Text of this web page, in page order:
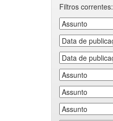
Filtros correntes: